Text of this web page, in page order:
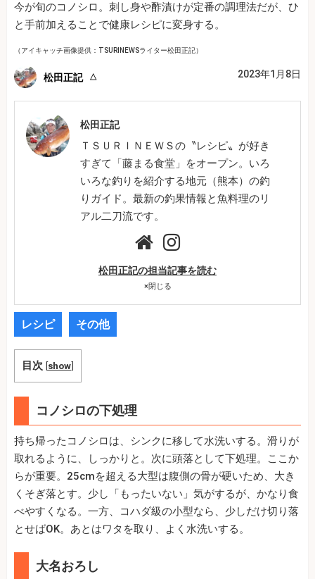
今が旬のコノシロ。刺し身や酢漬けが定番の調理法だが、ひ
と手前加えることで健康レシピに変身する。
（アイキャッチ画像提供：TSURINEWSライター松田正記）
松田正記 2023年1月8日
松田正記
ＴＳＵＲＩＮＥＷＳの〝レシピ〟が好き
すぎて「藤まる食堂」をオープン。いろ
いろな釣りを紹介する地元（熊本）の釣
りガイド。最新の釣果情報と魚料理のリ
アル二刀流です。
松田正記の担当記事を読む
×閉じる
レシピ その他
目次 [show]
コノシロの下処理
持ち帰ったコノシロは、シンクに移して水洗いする。滑りが
取れるように、しっかりと。次に頭落として下処理。ここか
らが重要。25cmを超える大型は腹側の骨が硬いため、大き
くそぎ落とす。少し「もったいない」気がするが、かなり食
べやすくなる。一方、コハダ級の小型なら、少しだけ切り落
とせばOK。あとはワタを取り、よく水洗いする。
大名おろし